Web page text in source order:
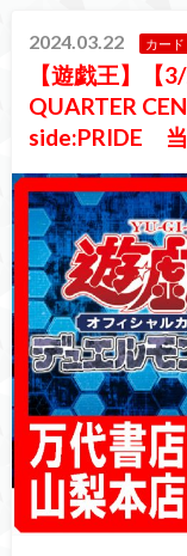
2024.03.22 カード
【遊戯王】【
QUARTER
side:PRIDE 当